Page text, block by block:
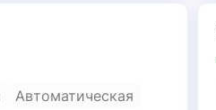
Автоматическая